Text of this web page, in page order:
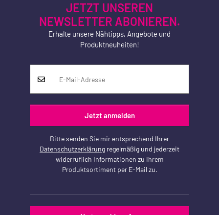
JETZT UNSEREN
NEWSLETTER ABONIEREN.
Erhalte unsere Nähtipps, Angebote und
Produktneuheiten!
Jetzt anmelden
Bitte senden Sie mir entsprechend Ihrer
Datenschutzerklärung regelmäßig und jederzeit
widerruflich Informationen zu Ihrem
Produktsortiment per E-Mail zu.